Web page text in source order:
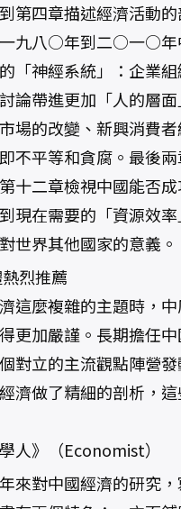
第四章描述經濟活動
九八○年到二○一○年
「神經系統」：企業
論帶進更加「人的層
場的改變、新興消費
不平等和貪腐。最後
十二章檢視中國能否
現在需要的「資源效
世界其他國家的意義。
烈推薦
這麼複雜的主題時，
更加嚴謹。長期擔任
對立的主流觀點陣營
濟做了精細的剖析，
》（Economist）
來對中國經濟的研究